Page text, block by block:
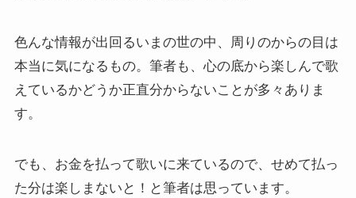
色んな情報が出回るいまの世の中、周りのからの目は
本当に気になるもの。筆者も、心の底から楽しんで歌
えているかどうか正直分からないことが多々ありま
す。
でも、お金を払って歌いに来ているので、せめて払っ
た分は楽しまないと！と筆者は思っています。